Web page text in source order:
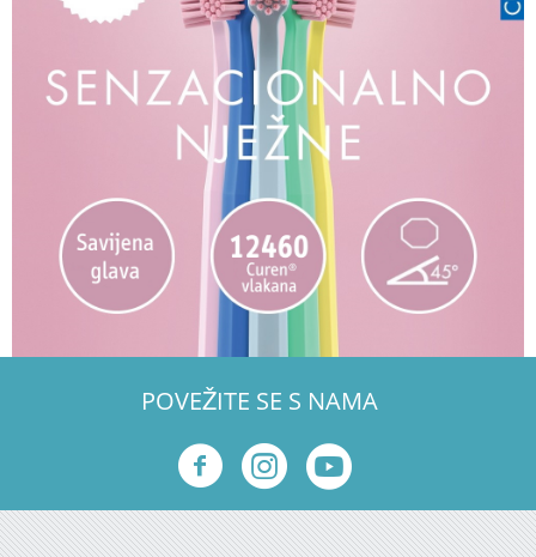
POVEŽITE SE S NAMA